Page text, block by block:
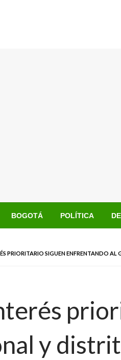
BOGOTÁ POLÍTICA
PRIORITARIO SIGUEN ENFRENTANDO
y